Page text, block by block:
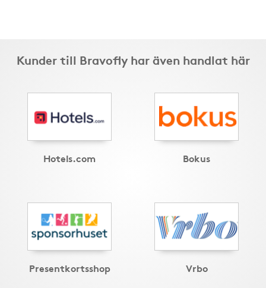
Kunder till Bravofly har även handlat här
Hotels.com Bokus
Presentkortsshop Vrbo